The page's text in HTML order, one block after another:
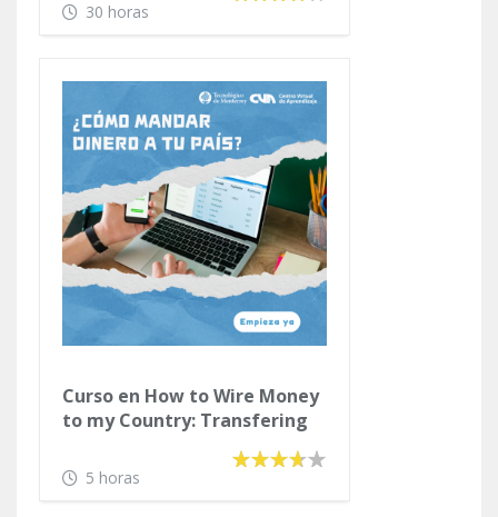
30 horas
Curso en How to Wire Money
to my Country: Transfering
Money and Managing my
Finances
5 horas